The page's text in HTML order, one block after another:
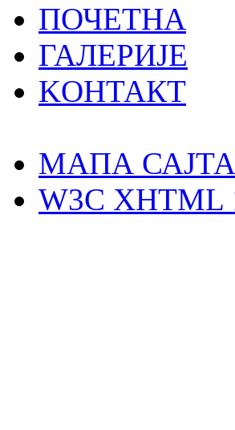
ПОЧЕТНА
ГАЛЕРИЈЕ
KOНТАКТ
MAПА САЈТА
W3C XHTML